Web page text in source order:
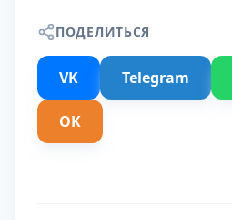
ПОДЕЛИТЬСЯ
VK Telegram
OK